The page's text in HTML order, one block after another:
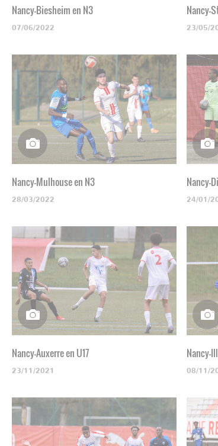
Nancy-Biesheim en N3
07/06/2022
Nancy-
23/05/
Nancy-Mulhouse en N3
28/03/2022
Nancy-
24/01/
Nancy-Auxerre en U17
23/11/2021
Nancy-
08/11/